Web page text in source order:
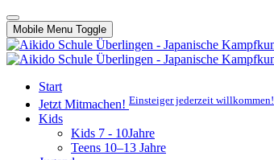
Mobile Menu Toggle
Start
Jetzt Mitmachen! Einsteiger jederzeit willkommen!
Kids
Kids 7 - 10Jahre
Teens 10–13 Jahre